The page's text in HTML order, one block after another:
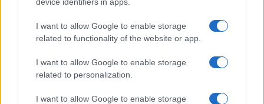
I want to allow Google to enable storage
related to functionality of the website or app.
I want to allow Google to enable storage
related to personalization.
I want to allow Google to enable storage